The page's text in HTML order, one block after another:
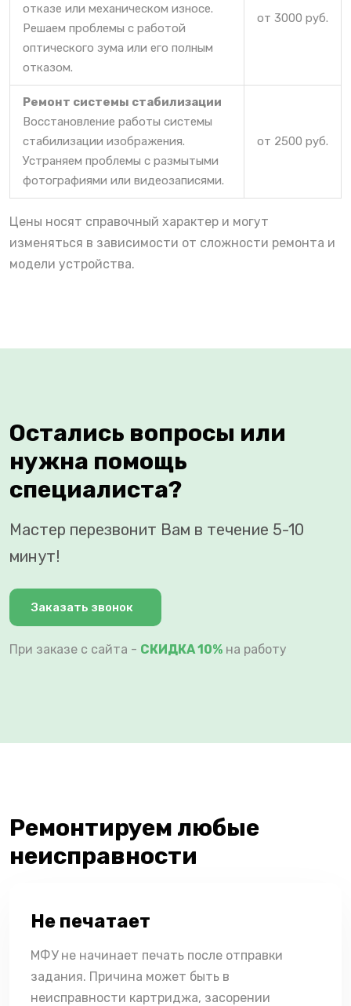
отказе или механическом износе.
Решаем проблемы с работой
оптического зума или его полным
отказом.
от 3000 руб.
Ремонт системы стабилизации
Восстановление работы системы
стабилизации изображения.
Устраняем проблемы с размытыми
фотографиями или видеозаписями.
от 2500 руб.
Цены носят справочный характер и могут
изменяться в зависимости от сложности ремонта и
модели устройства.
Остались вопросы или
нужна помощь
специалиста?
Мастер перезвонит Вам в течение 5-10
минут!
Заказать звонок
При заказе с сайта - СКИДКА 10% на работу
Ремонтируем любые
неисправности
Не печатает
МФУ не начинает печать после отправки
задания. Причина может быть в
неисправности картриджа, засорении